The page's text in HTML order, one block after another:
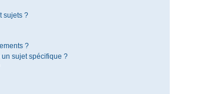
sujets ?
?
sujet spécifique ?